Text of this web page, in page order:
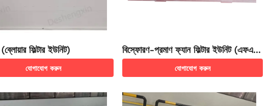
ফিল্টার ইউনিট)
যোগাযোগ করুন
বিস্ফোরণ-প্রমাণ ফ্যান ফিল্টার ইউনিট (এফএফ
ইউ)
যোগাযোগ করুন